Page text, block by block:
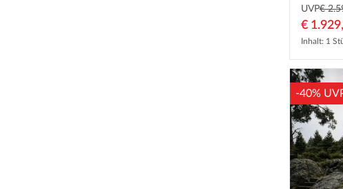
UVP€
€
Inhalt: 1
-40%